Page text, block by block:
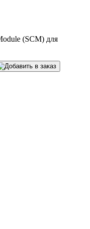
(SCM) для